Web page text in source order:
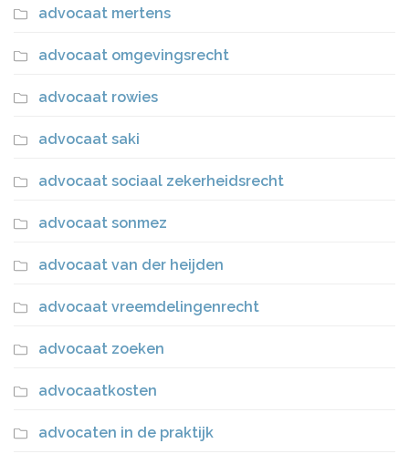
advocaat mertens
advocaat omgevingsrecht
advocaat rowies
advocaat saki
advocaat sociaal zekerheidsrecht
advocaat sonmez
advocaat van der heijden
advocaat vreemdelingenrecht
advocaat zoeken
advocaatkosten
advocaten in de praktijk